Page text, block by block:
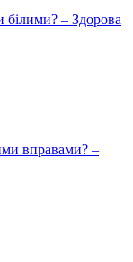
білими? – Здорова
вправами? –